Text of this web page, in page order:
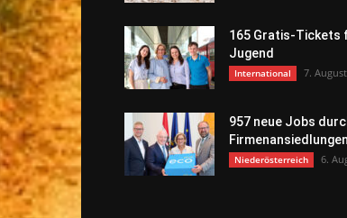
165 Gratis-Tickets
Jugend
International 7.
957 neue Jobs
Firmenansiedlungen
Niederösterreich 6.